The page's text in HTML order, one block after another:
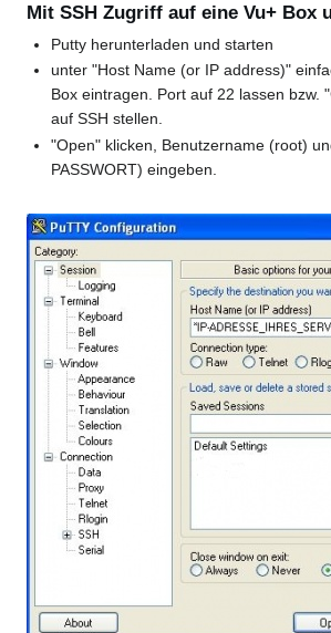
Mit SSH Zugriff auf eine Vu+ Box
Putty herunterladen und starten
unter "Host Name (or IP address)"
Box eintragen. Port auf 22 lassen bzw.
auf SSH stellen.
"Open" klicken, Benutzername (root)
PASSWORT) eingeben.